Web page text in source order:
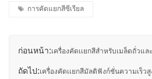
การคัดแยกสีซีเรียล
ก่อนหน้า:เครื่องคัดเเยกสีสำหรับเมล็ดถั่วแ
ถัดไป:เครื่องคัดเเยกสีมัลติฟังก์ชั่นความเร็วสู